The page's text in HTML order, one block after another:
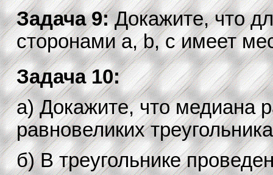
Задача 9:Докажите, что
сторонами a, b, c имеет
Задача 10:
а) Докажите, что медиана
равновеликих
б) В треугольнике